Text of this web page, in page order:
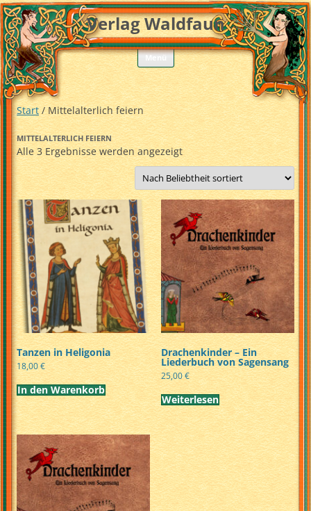
Verlag Waldfaun
Menü Zum
Inhalt
springen
Start/ Mittelalterlich feiern
MITTELALTERLICH FEIERN
Alle 3 Ergebnisse werden angezeigtNach
Beliebtheit
sortiert
Tanzen in Heligonia
18,00€
In den Warenkorb
Drachenkinder – Ein
Liederbuch von Sagensang
25,00€
Weiterlesen